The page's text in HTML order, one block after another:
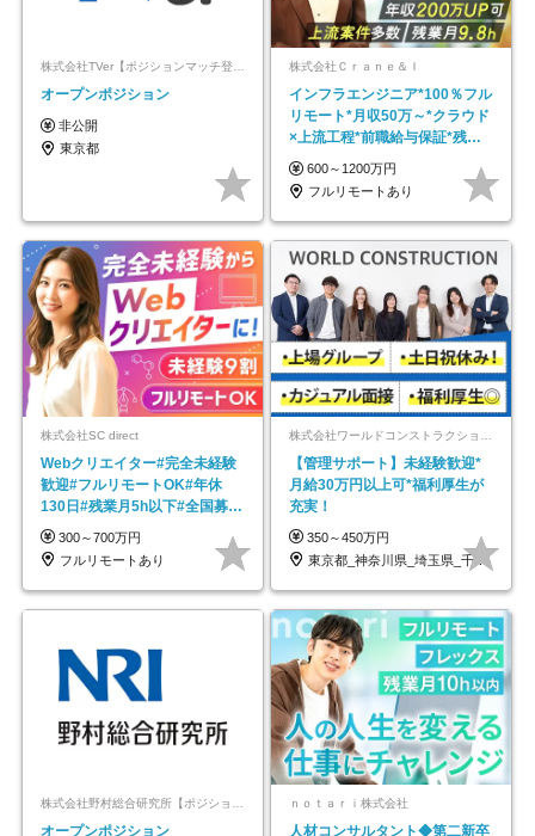
株式会社TVer【ポジションマッチ登録】
オープンポジション
非公開
東京都
株式会社Ｃｒａｎｅ＆Ｉ
インフラエンジニア*100％フル
リモート*月収50万～*クラウド
×上流工程*前職給与保証*残業
月9.8h
600～1200万円
フルリモートあり
株式会社SC direct
Webクリエイター#完全未経験
歓迎#フルリモートOK#年休
130日#残業月5h以下#全国募集
#最大1年の研修
300～700万円
フルリモートあり
【管理サポート】未経験歓迎*
月給30万円以上可*福利厚生が
充実！
350～450万円
東京都_神奈川県_埼玉県_千葉県_大阪府…
オープンポジション
ｎｏｔａｒｉ株式会社
人材コンサルタント◆第二新卒